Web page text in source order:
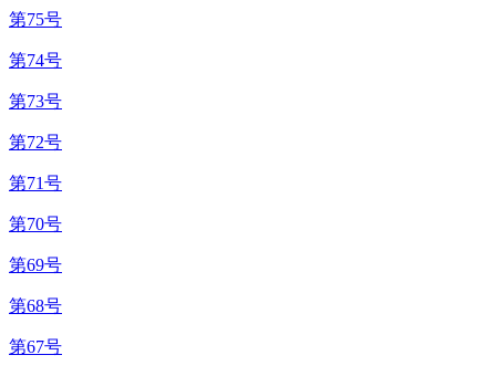
第75号
第74号
第73号
第72号
第71号
第70号
第69号
第68号
第67号